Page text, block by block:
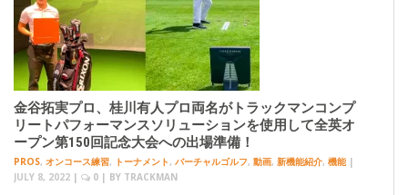
金谷拓実プロ、桂川有人プロ両名がトラックマンコンプ
リートパフォーマンスソリューションを使用して全英オ
ープン第150回記念大会への出場準備！
PROS, オンコース練習, トーナメント, バーチャルゴルフ, 動画, 新機能紹介, 機能 |
JULY 8, 2022 | 0 | BY TRACKMAN